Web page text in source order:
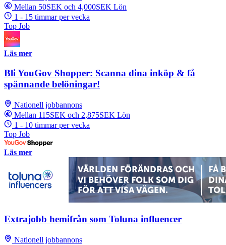
Mellan 50SEK och 4,000SEK Lön
1 - 15 timmar per vecka
Top Job
Läs mer
Bli YouGov Shopper: Scanna dina inköp & få
spännande belöningar!
Nationell jobbannons
Mellan 115SEK och 2,875SEK Lön
1 - 10 timmar per vecka
Top Job
Läs mer
Extrajobb hemifrån som Toluna influencer
Nationell jobbannons